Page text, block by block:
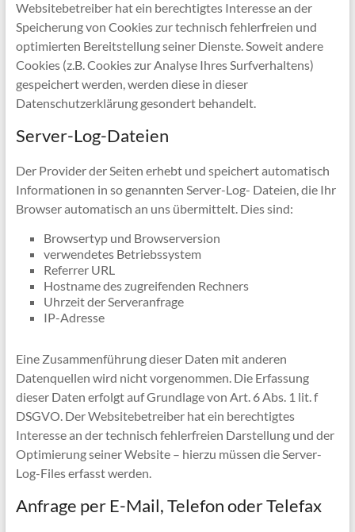
Websitebetreiber hat ein berechtigtes Interesse an der
Speicherung von Cookies zur technisch fehlerfreien und
optimierten Bereitstellung seiner Dienste. Soweit andere
Cookies (z.B. Cookies zur Analyse Ihres Surfverhaltens)
gespeichert werden, werden diese in dieser
Datenschutzerklärung gesondert behandelt.
Server-Log-Dateien
Der Provider der Seiten erhebt und speichert automatisch
Informationen in so genannten Server-Log- Dateien, die Ihr
Browser automatisch an uns übermittelt. Dies sind:
Browsertyp und Browserversion
verwendetes Betriebssystem
Referrer URL
Hostname des zugreifenden Rechners
Uhrzeit der Serveranfrage
IP-Adresse
Eine Zusammenführung dieser Daten mit anderen
Datenquellen wird nicht vorgenommen. Die Erfassung
dieser Daten erfolgt auf Grundlage von Art. 6 Abs. 1 lit. f
DSGVO. Der Websitebetreiber hat ein berechtigtes
Interesse an der technisch fehlerfreien Darstellung und der
Optimierung seiner Website – hierzu müssen die Server-
Log-Files erfasst werden.
Anfrage per E-Mail, Telefon oder Telefax